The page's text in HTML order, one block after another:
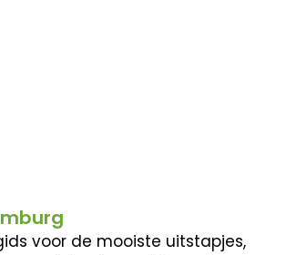
voor de mooiste uitstapjes,